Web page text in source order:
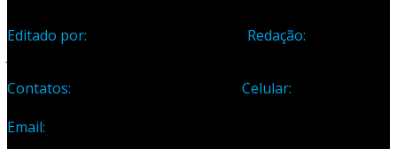
Editado por:
Redação:
Contatos:
Celular:
Email: